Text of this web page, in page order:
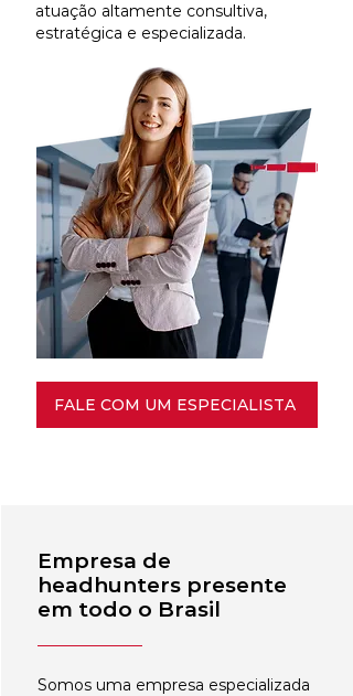
atuação altamente consultiva,
estratégica e especializada.
FALE COM UM ESPECIALISTA
Empresa de
headhunters presente
em todo o Brasil
Somos uma empresa especializada